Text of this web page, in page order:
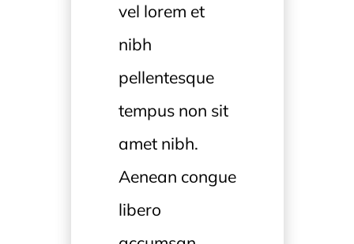
vel lorem et
nibh
pellentesque
tempus non sit
amet nibh.
Aenean congue
libero